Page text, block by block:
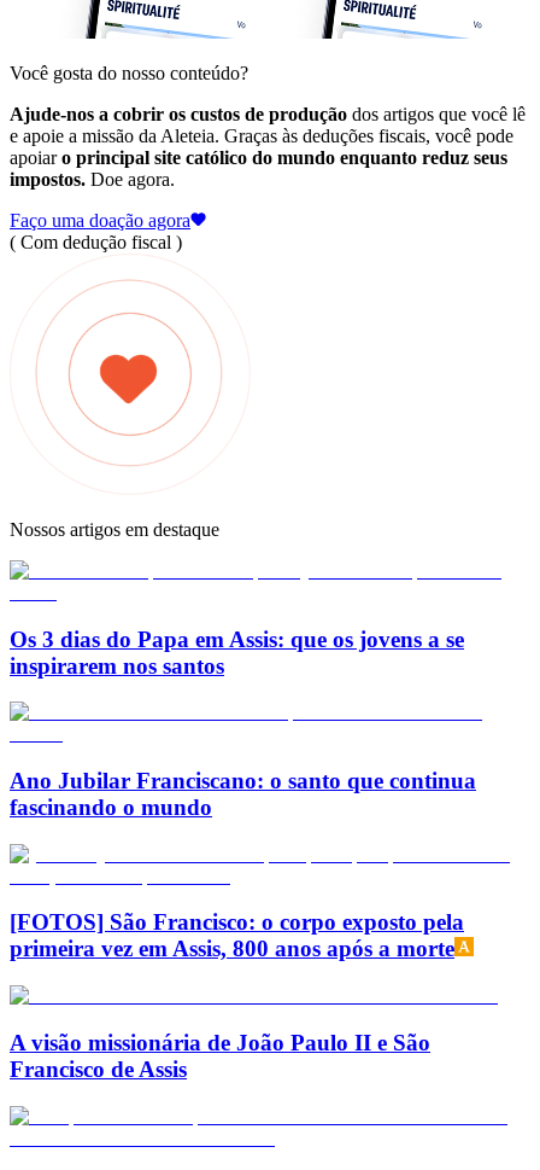
Você gosta do nosso conteúdo?
Ajude-nos a cobrir os custos de produção dos artigos que você lê
e apoie a missão da Aleteia. Graças às deduções fiscais, você pode
apoiaro principal site católico do mundo enquanto reduz seus
impostos. Doe agora.
Faço uma doação agora
( Com dedução fiscal )
Nossos artigos em destaque
Os 3 dias do Papa em Assis: que os jovens a se
inspirarem nos santos
Ano Jubilar Franciscano: o santo que continua
fascinando o mundo
[FOTOS] São Francisco: o corpo exposto pela
primeira vez em Assis, 800 anos após a morte
A visão missionária de João Paulo II e São
Francisco de Assis